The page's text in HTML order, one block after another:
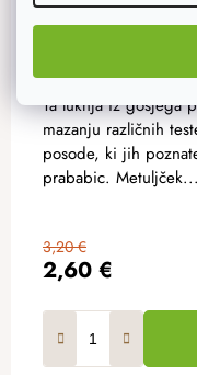
Čopič iz
2,60 €
3,20 €
Ta luknja iz gosjega
mazanju različnih
posode, ki jih
prababic. Metuljček...